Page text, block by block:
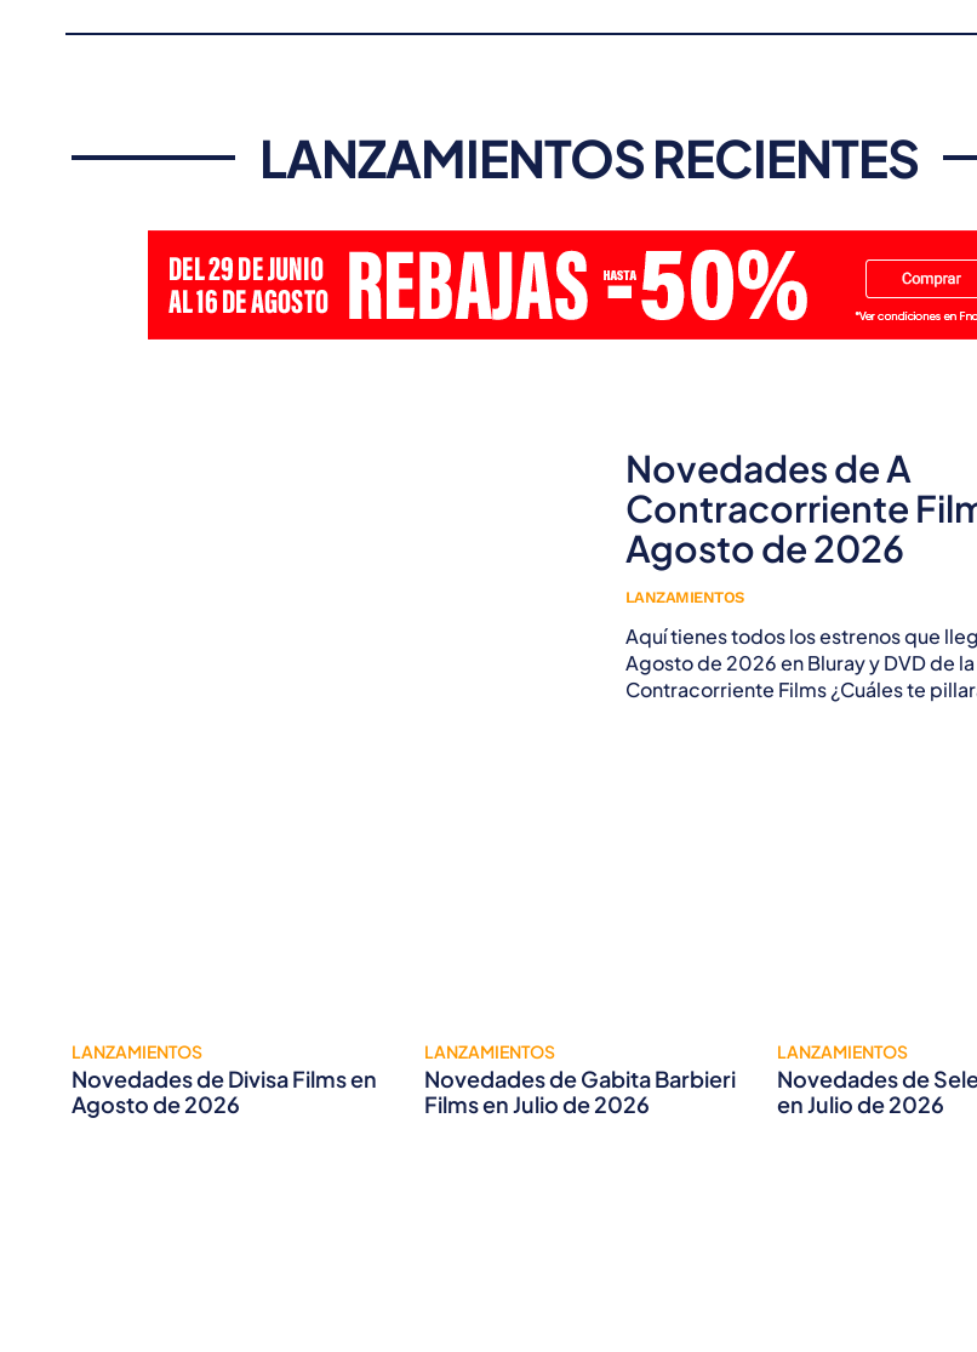
LANZAMIENTOS RECIENTES
Novedades de A
Contracorriente
Agosto de 2026
LANZAMIENTOS
Aquí tienes todos los estrenos que
Agosto de 2026 en Bluray y DVD de
Contracorriente Films ¿Cuáles te
LANZAMIENTOS
Novedades de Divisa Films en
Agosto de 2026
LANZAMIENTOS
Novedades de Gabita Barbieri
Films en Julio de 2026
LANZAMIENTOS
Novedades de
en Julio de 2026